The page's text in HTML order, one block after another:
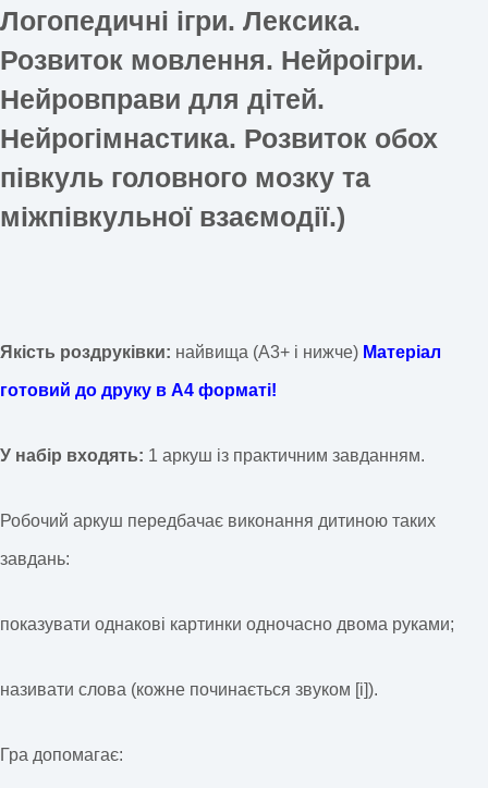
Логопедичні ігри. Лексика.
Розвиток мовлення. Нейроігри.
Нейровправи для дітей.
Нейрогімнастика. Розвиток обох
півкуль головного мозку та
міжпівкульної взаємодії.)
Якість роздруківки: найвища (А3+ і нижче) Матеріал
готовий до друку в А4 форматі!
У набір входять: 1 аркуш із практичним завданням.
Робочий аркуш передбачає виконання дитиною таких
завдань:
показувати однакові картинки одночасно двома руками;
називати слова (кожне починається звуком [і]).
Гра допомагає: